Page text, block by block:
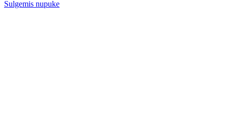
Sulgemis nupuke